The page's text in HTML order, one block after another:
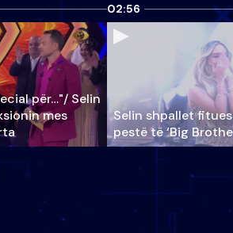
për…"/ Selin
mes
02:56
Selin shpallet
pestë të ‘Big